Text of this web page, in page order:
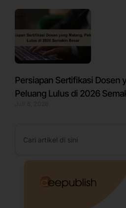
Persiapan Sertifikasi Dosen
Peluang Lulus di 2026